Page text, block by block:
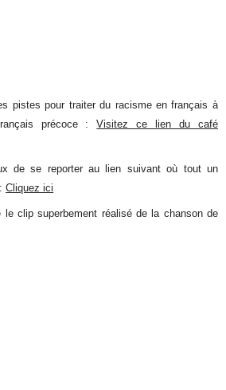
pistes pour traiter du racisme en français à
précoce :Visitez ce lien du café
de se reporter au lien suivant où tout un
:Cliquez ici
le clip superbement réalisé de la chanson de